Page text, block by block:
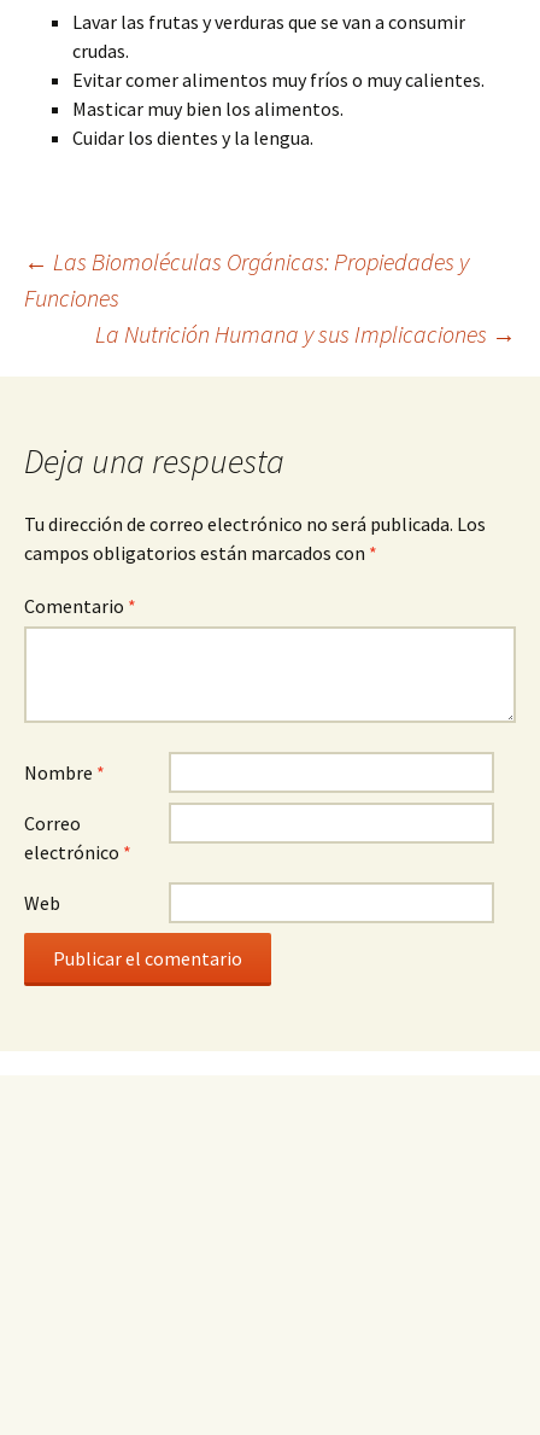
Lavar las frutas y verduras que se van a consumir
crudas.
Evitar comer alimentos muy fríos o muy calientes.
Masticar muy bien los alimentos.
Cuidar los dientes y la lengua.
Navegación
← Las Biomoléculas Orgánicas: Propiedades y
Funciones
La Nutrición Humana y sus Implicaciones →
Deja una respuesta
Tu dirección de correo electrónico no será publicada. Los
campos obligatorios están marcados con *
Comentario *
Nombre *
Correo
electrónico *
Web